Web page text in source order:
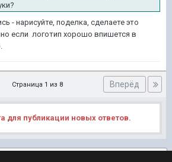
- нарисуйте, поделка, сделаете это
если логотип хорошо впишется в
Вперёд
Страница 1 из 8
для публикации новых ответов.